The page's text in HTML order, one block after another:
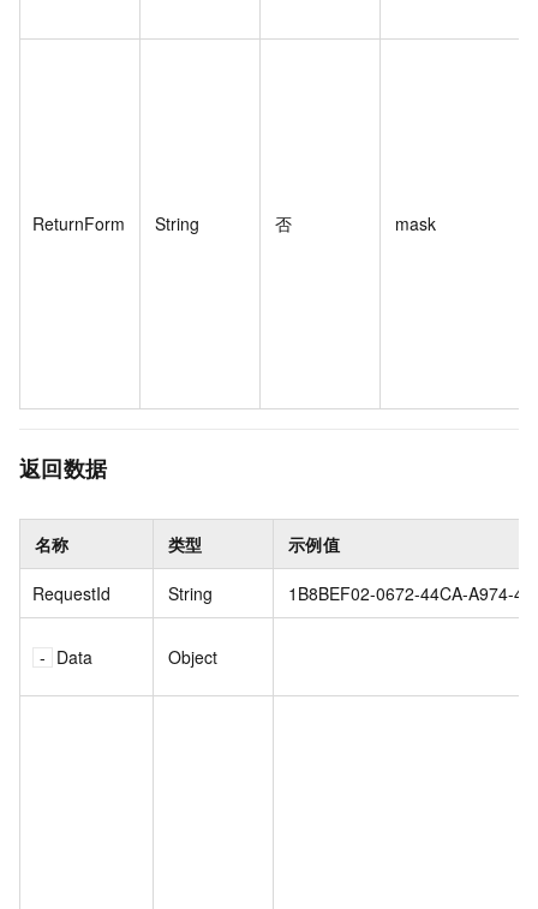
ReturnForm String 否 mask
返回数据
名称 类型 示例值
RequestId String 1B8BEF02-0672-44CA-A974-
Data Object